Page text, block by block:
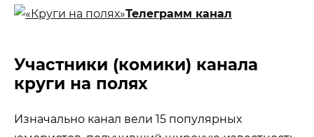
Телеграмм канал
Участники (комики) канала
круги на полях
Изначально канал вели 15 популярных